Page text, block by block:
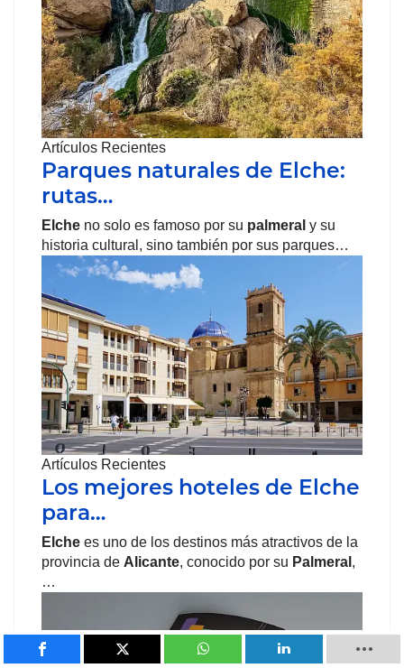
Artículos Recientes
Parques naturales de Elche:
rutas…
Elche no solo es famoso por su palmeral y su
historia cultural, sino también por sus parques…
Artículos Recientes
Los mejores hoteles de Elche
para…
Elche es uno de los destinos más atractivos de la
provincia de Alicante, conocido por su Palmeral ,
…